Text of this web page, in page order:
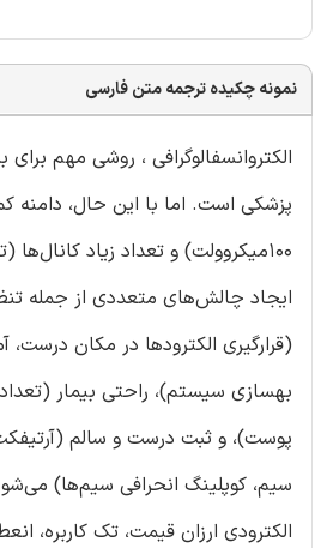
نمونه چکیده ترجمه متن فارسی
الکتروانسفالوگرافی ، روشی مهم
ایجاد چالش‌های متعددی از جمله
(قرارگیری الکترودها در مکان درست،
بهسازی سیستم)، راحتی بیمار
پوست)، و ثبت درست و سالم
سیم، کوپلینگ انحرافی سیم‌‌ها)
الکترودی ارزان قیمت، تک کاربره،